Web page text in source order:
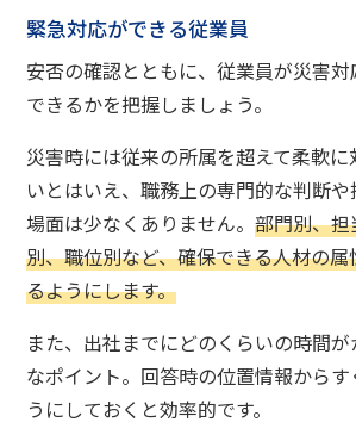
緊急対応ができる従業員
安否の確認とともに、従業員が災害
できるかを把握しましょう。
災害時には従来の所属を超えて柔軟
いとはいえ、職務上の専門的な判断
場面は少なくありません。部門別、
別、職位別など、確保できる人材の
るようにします。
また、出社までにどのくらいの時間
なポイント。回答時の位置情報から
うにしておくと効率的です。